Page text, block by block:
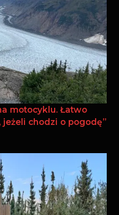
motocyklu. Łatwo
chodzi o pogodę”